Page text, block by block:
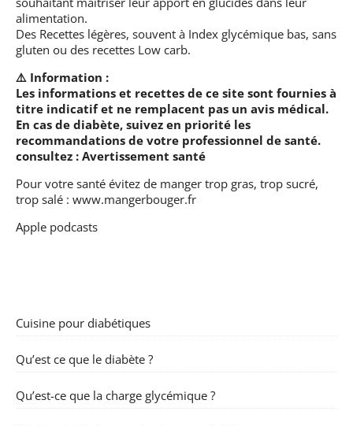
alimentation.
Des Recettes légères, souvent à Index glycémique bas, sans
gluten ou des recettes Low carb.
⚠️ Information :
Les informations et recettes de ce site sont fournies à
titre indicatif et ne remplacent pas un avis médical.
En cas de diabète, suivez en priorité les
recommandations de votre professionnel de santé.
consultez : Avertissement santé
Pour votre santé évitez de manger trop gras, trop sucré,
trop salé : www.mangerbouger.fr
Apple podcasts
Cuisine pour diabétiques
Qu’est ce que le diabète ?
Qu’est-ce que la charge glycémique ?